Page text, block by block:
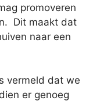
promoveren
Dit maakt dat
naar een
vermeld dat we
er genoeg